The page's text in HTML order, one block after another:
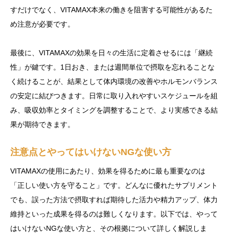
すだけでなく、VITAMAX本来の働きを阻害する可能性があるた
め注意が必要です。
最後に、VITAMAXの効果を日々の生活に定着させるには「継続
性」が鍵です。1日おき、または週間単位で摂取を忘れることな
く続けることが、結果として体内環境の改善やホルモンバランス
の安定に結びつきます。日常に取り入れやすいスケジュールを組
み、吸収効率とタイミングを調整することで、より実感できる結
果が期待できます。
注意点とやってはいけないNGな使い方
VITAMAXの使用にあたり、効果を得るために最も重要なのは
「正しい使い方を守ること」です。どんなに優れたサプリメント
でも、誤った方法で摂取すれば期待した活力や精力アップ、体力
維持といった成果を得るのは難しくなります。以下では、やって
はいけないNGな使い方と、その根拠について詳しく解説しま